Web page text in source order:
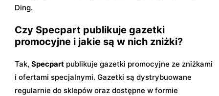
Ding.
Czy Specpart publikuje gazetki
promocyjne i jakie są w nich zniżki?
Tak, Specpart publikuje gazetki promocyjne ze zniżkami
i ofertami specjalnymi. Gazetki są dystrybuowane
regularnie do sklepów oraz dostępne w formie